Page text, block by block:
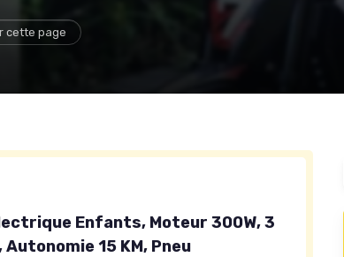
cette page
Enfants, Moteur 300W, 3
15 KM, Pneu